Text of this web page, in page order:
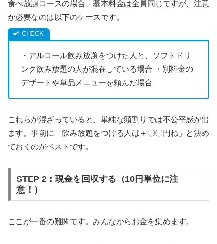
食べ放題コースの場合、基本料金は全員同じですが、注意
が必要なのは以下のケースです。
・アルコール飲み放題をつけた人と、ソフトドリ
ンク飲み放題の人が混在している場合 ・別料金の
デザートや単品メニューを頼んだ場合
これらが混ざっていると、単純な頭割りでは不公平感が出
ます。事前に「飲み放題をつける人は＋〇〇円ね」と決め
ておくのがベストです。
STEP 2：現金を回収する（10円単位に注
意！）
ここが一番の難関です。みんなからお金を集めます。